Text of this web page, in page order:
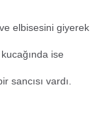
elbisesini giyerek
ise
sancısı vardı.